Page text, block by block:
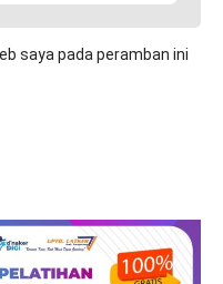
saya pada peramban ini